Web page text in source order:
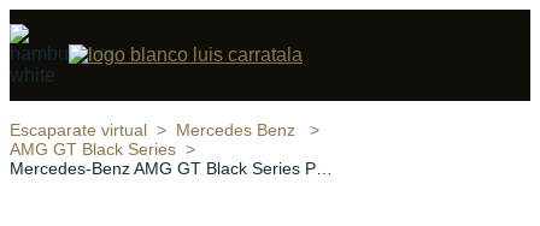
‹ ›
Compartir
Escaparate virtual
Mercedes Benz
AMG GT Black Series